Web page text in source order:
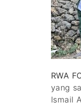
RWA
yang
Ismail